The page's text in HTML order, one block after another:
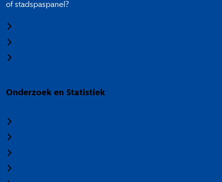
of stadspaspanel?
Onderzoek en Statistiek